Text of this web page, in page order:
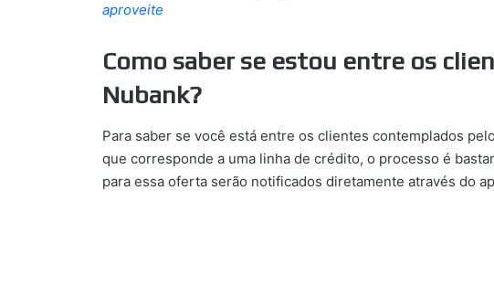
aproveite
Como saber se estou entre os
Nubank?
Para saber se você está entre os clientes contemplados
que corresponde a uma linha de crédito, o processo é
para essa oferta serão notificados diretamente através do